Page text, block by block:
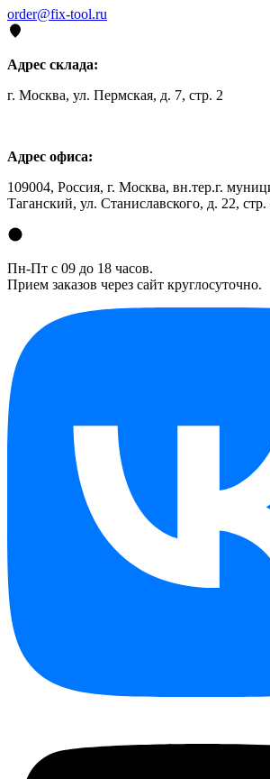
order@fix-tool.ru
Адрес склада:
г. Москва, ул. Пермская, д. 7, стр. 2
Адрес офиса:
109004, Россия, г. Москва, вн.тер.г.
Таганский, ул. Станиславского, д. 22,
Пн-Пт с 09 до 18 часов.
Прием заказов через сайт круглосуточно.